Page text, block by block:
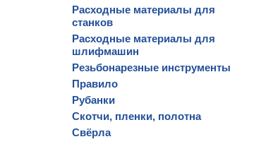
Расходные материалы для
станков
Расходные материалы для
шлифмашин
Резьбонарезные инструменты
Правило
Рубанки
Скотчи, пленки, полотна
Свёрла